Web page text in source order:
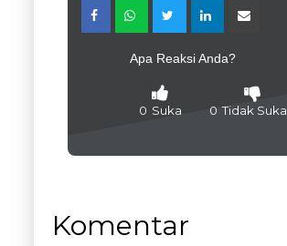
Apa Reaksi Anda?
0 Suka 0 Tidak Suka
Komentar